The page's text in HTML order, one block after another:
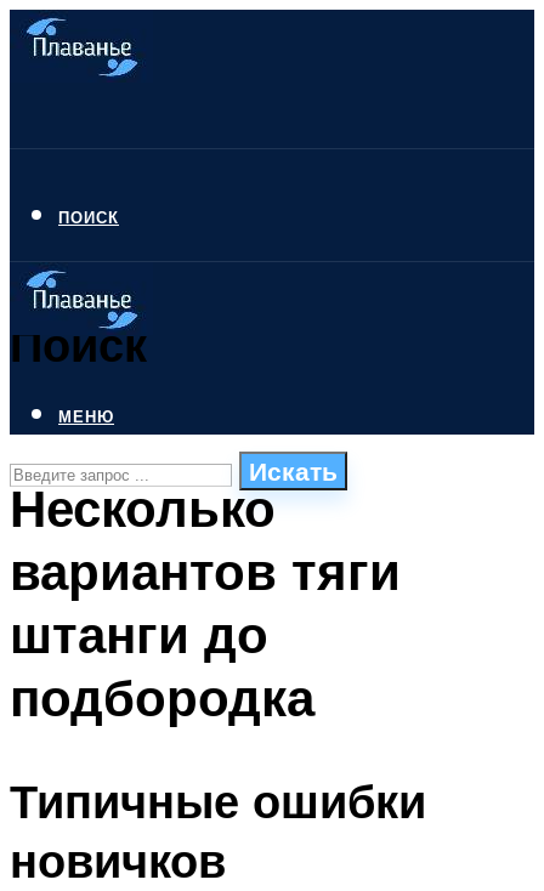
ПОИСК
Поиск
Искать
ПЛАВАНЬЕ ДЛЯ ДЕТЕЙ
БАССЕЙН ДЛЯ ДОМА
ОЧИСТКА БАССЕЙНОВ
МЕНЮ
Несколько
вариантов тяги
штанги до
подбородка
Типичные ошибки
новичков